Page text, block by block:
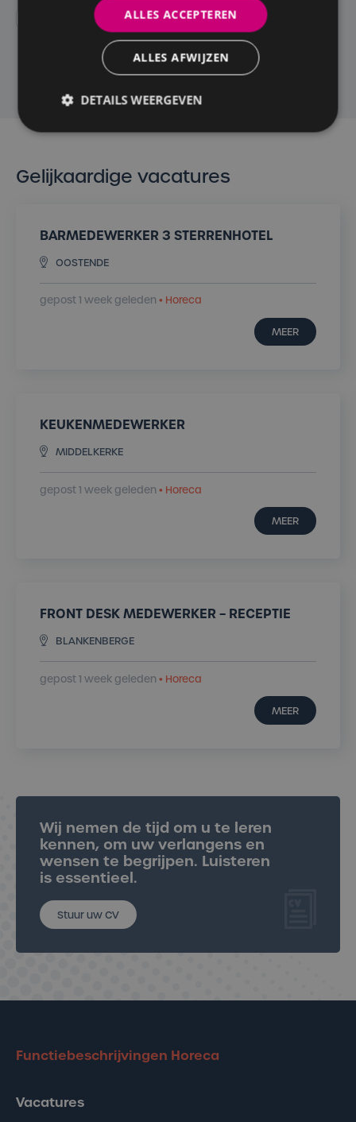
Ik accepteer
het gegevensbeschermingbeleid van Human
VERZENDEN
Gelijkaardige vacatures
BARMEDEWERKER 3 STERRENHOTEL
OOSTENDE
gepost 1 week geleden • Horeca
MEER
KEUKENMEDEWERKER
MIDDELKERKE
gepost 1 week geleden • Horeca
MEER
FRONT DESK MEDEWERKER – RECEPTIE
BLANKENBERGE
gepost 1 week geleden • Horeca
MEER
Stuur uw CV
Wij nemen de tijd om u te leren
kennen, om uw verlangens en
wensen te begrijpen. Luisteren
is essentieel.
Stuur uw CV
Functiebeschrijvingen Horeca
Vacatures
ALLES ACCEPTEREN
ALLES AFWIJZEN
DETAILS WEERGEVEN